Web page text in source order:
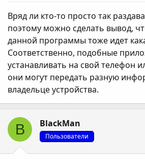
Вряд ли кто-то просто так
поэтому можно сделать вывод,
данной программы тоже идет
Соответственно, подобные
устанавливать на свой телефон
они могут передать разную
владельце устройства.
B BlackMan
Пользователи